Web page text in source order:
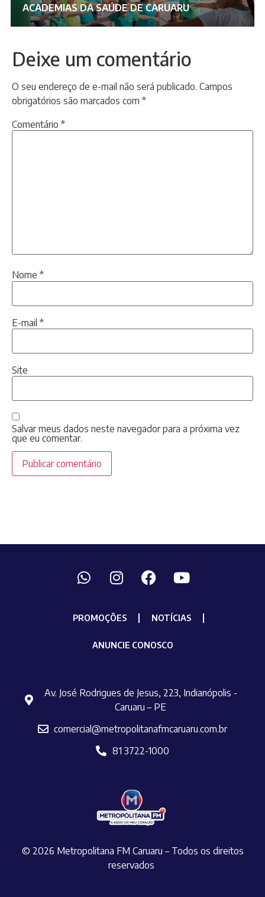
ACADEMIAS DA SAÚDE DE CARUARU
Deixe um comentário
O seu endereço de e-mail não será publicado. Campos
obrigatórios são marcados com *
Comentário *
Nome *
E-mail *
Site
Salvar meus dados neste navegador para a próxima vez
que eu comentar.
PROMOÇÕES NOTÍCIAS
ANUNCIE CONOSCO
Av. José Rodrigues de Jesus, 223, Indianópolis -
Caruaru – PE
comercial@metropolitanafmcaruaru.com.br
81 3722-1000
© 2026 Metropolitana FM Caruaru – Todos os direitos
reservados